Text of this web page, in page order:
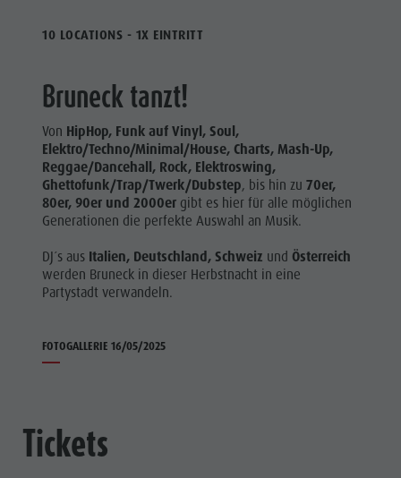
10 LOCATIONS - 1X EINTRITT
Bruneck tanzt!
Von HipHop, Funk auf Vinyl, Soul,
Elektro/Techno/Minimal/House, Charts, Mash-Up,
Reggae/Dancehall, Rock, Elektroswing,
Ghettofunk/Trap/Twerk/Dubstep, bis hin zu70er,
80er, 90er und 2000er gibt es hier für alle möglichen
Generationen die perfekte Auswahl an Musik.
DJ´s aus Italien, Deutschland, Schweiz und Österreich
werden Bruneck in dieser Herbstnacht in eine
Partystadt verwandeln.
FOTOGALLERIE 16/05/2025
Tickets